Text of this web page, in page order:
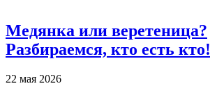
Медянка или веретеница?
Разбираемся, кто есть кто!
22 мая 2026